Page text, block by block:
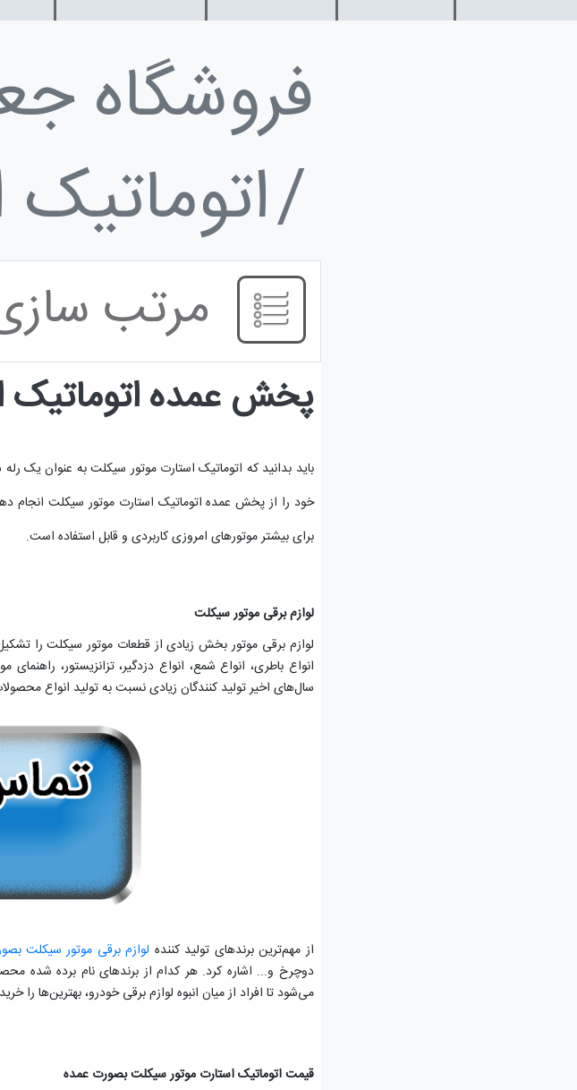
فروشگاه
مرتب
پخش عمده اتوماتیک
باید بدانید که اتوماتیک استارت موتور سیکلت به عنوان یک
خود را از پخش عمده اتوماتیک استارت موتور سیکلت انجام
برای بیشتر موتورهای امروزی کاربردی و قابل استفاده است.
لوازم برقی موتور سیکلت
لوازم برقی موتور بخش زیادی از قطعات موتور سیکلت را
انواع باطری، انواع شمع، انواع دزدگیر، تزانزیستور،
سال‌های اخیر تولید کنندگان زیادی نسبت به تولید انواع
از مهم‌ترین برندهای تولید کننده لوازم برقی موتور سیکلت
دوچرخ و... اشاره کرد. هر کدام از برندهای نام برده شده
می‌شود تا افراد از میان انبوه لوازم برقی خودرو، بهترین‌ها را
قیمت اتوماتیک استارت موتور سیکلت بصورت عمده